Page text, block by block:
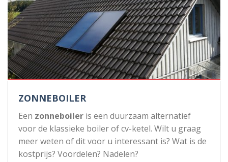
ZONNEBOILER
Een zonneboiler is een duurzaam alternatief
voor de klassieke boiler of cv-ketel. Wilt u graag
meer weten of dit voor u interessant is? Wat is de
kostprijs? Voordelen? Nadelen?